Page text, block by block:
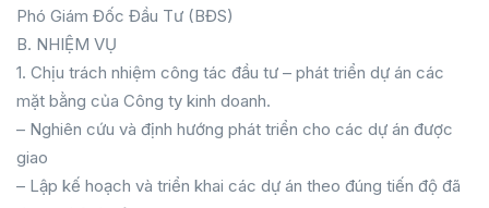
Phó Giám Đốc Đầu Tư (BĐS)
B. NHIỆM VỤ
1. Chịu trách nhiệm công tác đầu tư – phát triển dự án các
mặt bằng của Công ty kinh doanh.
– Nghiên cứu và định hướng phát triển cho các dự án được
giao
– Lập kế hoạch và triển khai các dự án theo đúng tiến độ đã